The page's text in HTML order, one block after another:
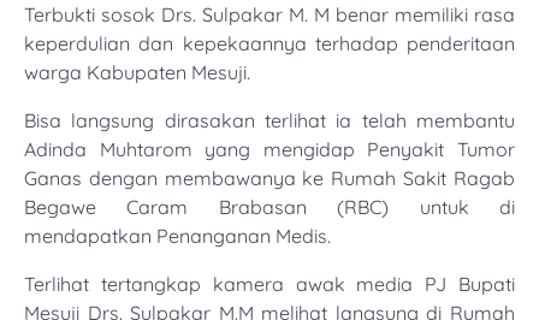
Terbukti sosok Drs. Sulpakar M. M benar memiliki rasa
keperdulian dan kepekaannya terhadap penderitaan
warga Kabupaten Mesuji.
Bisa langsung dirasakan terlihat ia telah membantu
Adinda Muhtarom yang mengidap Penyakit Tumor
Ganas dengan membawanya ke Rumah Sakit Ragab
Begawe Caram Brabasan (RBC) untuk di
mendapatkan Penanganan Medis.
Terlihat tertangkap kamera awak media PJ Bupati
Mesuji Drs. Sulpakar M.M melihat langsung di Rumah